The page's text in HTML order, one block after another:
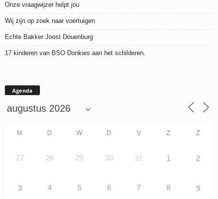
Onze vraagwijzer helpt jou
Wij zijn op zoek naar voertuigen
Echte Bakker Joost Douenburg
17 kinderen van BSO Donkies aan het schilderen.
Agenda
M D W D V Z Z
27 28 29 30 31 1 2
3 4 5 6 7 8 9